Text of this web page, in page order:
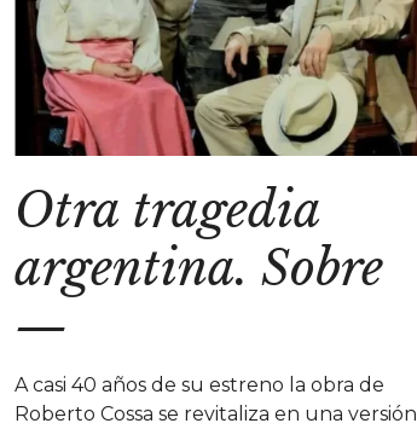
Otra tragedia
argentina. Sobre
—
A casi 40 años de su estreno la obra de
Roberto Cossa se revitaliza en una versión